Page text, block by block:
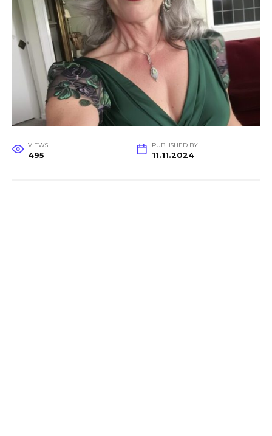
VIEWS
495
PUBLISHED BY
11.11.2024